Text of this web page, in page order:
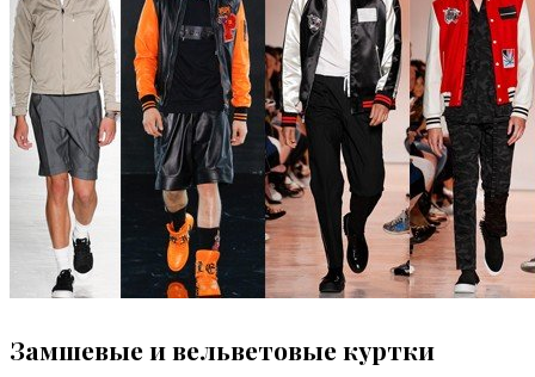
Замшевые и вельветовые куртки